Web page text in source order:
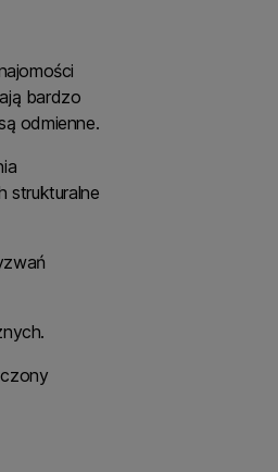
bardzo
odmienne.
strukturalne